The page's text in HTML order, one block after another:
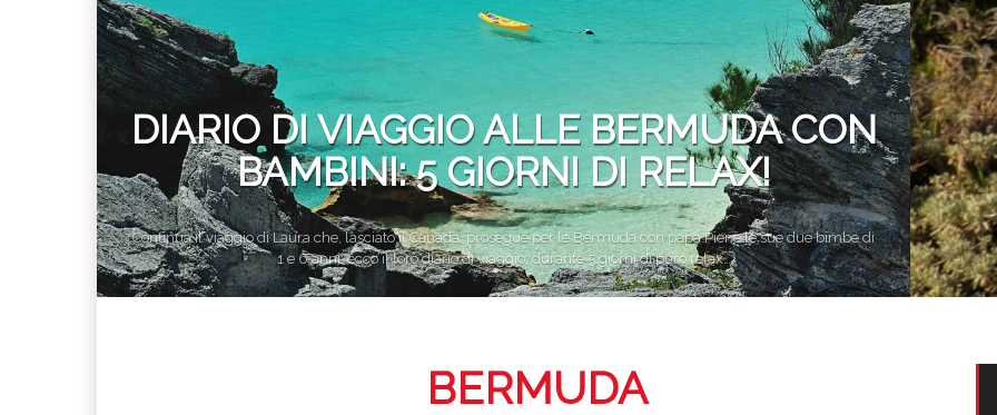
DIARIO DI VIAGGIO ALLE BERMUDA CON
BAMBINI: 5 GIORNI DI RELAX!
Continua il viaggio di Laura che, lasciato il Canada, prosegue per le Bermuda con papà Pier e le sue due bimbe di
1 e 6 anni: ecco il loro diario di viaggio, durante 5 giorni di puro relax…
BERMUDA